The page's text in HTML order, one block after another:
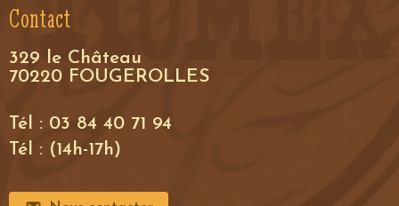
Contact
329 le Château
70220 FOUGEROLLES
Tél : 03 84 40 71 94
Tél : (14h-17h)